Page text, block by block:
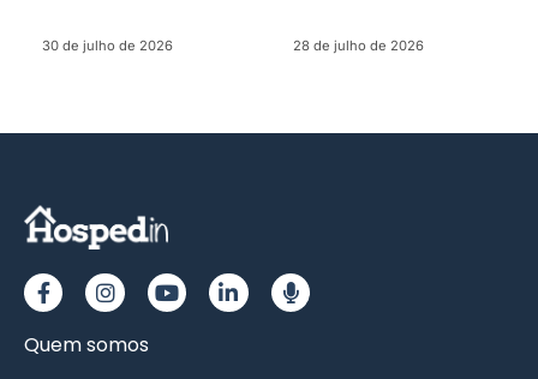
30 de julho de 2026 28 de julho de 2026
Quem somos